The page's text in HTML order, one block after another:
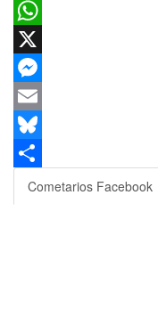
Facebook
WhatsApp
X
Messenger
Email
Bluesky
Compartir
Cometarios Facebook